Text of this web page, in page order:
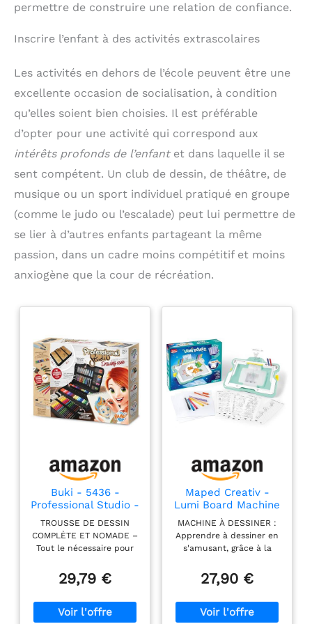
durent environ 15
plusieurs parties de suite
permet aussi de
comprendre au fur et à
mesure comment pense
augmenter les chances
de réussir la partie.
permettre de construire une relation de confiance.
Inscrire l’enfant à des activités extrascolaires
Les activités en dehors de l’école peuvent être une
excellente occasion de socialisation, à condition
qu’elles soient bien choisies. Il est préférable
d’opter pour une activité qui correspond aux
intérêts profonds de l’enfantet dans laquelle il se
sent compétent. Un club de dessin, de théâtre, de
musique ou un sport individuel pratiqué en groupe
(comme le judo ou l’escalade) peut lui permettre de
se lier à d’autres enfants partageant la même
passion, dans un cadre moins compétitif et moins
anxiogène que la cour de récréation.
Buki - 5436 -
Professional Studio -
Trousse à Dessin,
Noir
TROUSSE DE DESSIN
COMPLÈTE ET NOMADE –
Tout le nécessaire pour
peindre réuni dans une
pochette pratique avec
éclair. Idéale à la maison
29,79 €
Maped Creativ -
Lumi Board Machine
à Dessiner
Lumineuse -
Apprendre à
dessiner
MACHINE À DESSINER :
Apprendre à dessiner en
s'amusant, grâce à la
Board avec projection
lumineuse JOUET POUR
DESSINS : Le jouet est
27,90 €